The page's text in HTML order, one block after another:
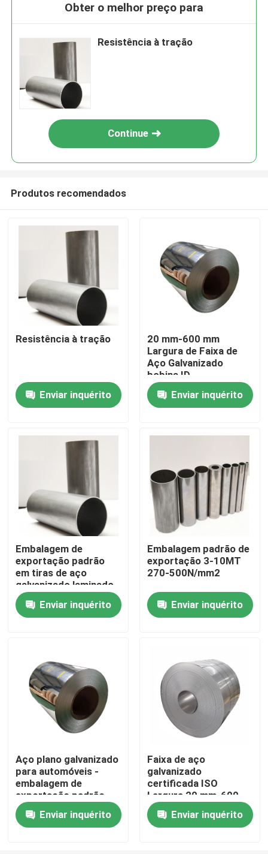
Casa
Produtos
Vídeos
Sobre nós
Controle da qualidade
Contacte-nos
Peça umas citações
Placa de alumínio da folha
Obter o melhor preço para
Resistência à tração
Continue
Produtos recomendados
Resistência à tração
Enviar inquérito
20 mm-600 mm
Largura de Faixa de
Aço Galvanizado
bobina ID
508mm/610mm OD
1000mm-1500mm
Enviar inquérito
Embalagem de
exportação padrão
em tiras de aço
galvanizado laminado
a frio
Enviar inquérito
Embalagem padrão de
exportação 3-10MT
270-500N/mm2
Enviar inquérito
Aço plano galvanizado
para automóveis -
embalagem de
exportação padrão
Enviar inquérito
Faixa de aço
galvanizado
certificada ISO
Largura 20 mm-600
mm Força de
rendimento 205-
380N/mm2
Enviar inquérito